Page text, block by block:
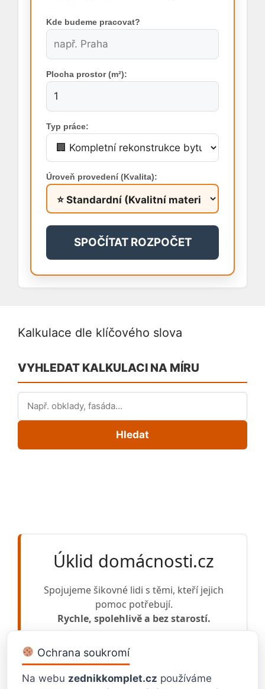
Kde budeme pracovat?
Plocha prostor (m²):
Typ práce:
Úroveň provedení (Kvalita):
SPOČÍTAT ROZPOČET
Kalkulace dle klíčového slova
VYHLEDAT KALKULACI NA MÍRU
Hledat
Úklid domácnosti.cz
Spojujeme šikovné lidi s těmi, kteří jejich
pomoc potřebují.
Rychle, spolehlivě a bez starostí.
VLOŽIT POPTÁVKU CHCI ZAKÁZKY
Ochrana soukromí
Na webu zednikkomplet.cz používáme